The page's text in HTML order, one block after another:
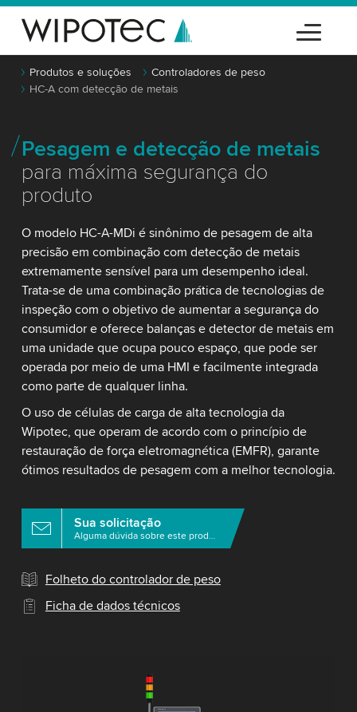
Produtos e soluções
Controladores de peso
HC-A com detecção de metais
Pesagem e detecção de metais
para máxima segurança do
produto
O modelo HC-A-MDi é sinônimo de pesagem de alta
precisão em combinação com detecção de metais
extremamente sensível para um desempenho ideal.
Trata-se de uma combinação prática de tecnologias de
inspeção com o objetivo de aumentar a segurança do
consumidor e oferece balanças e detector de metais em
uma unidade que ocupa pouco espaço, que pode ser
operada por meio de uma HMI e facilmente integrada
como parte de qualquer linha.
O uso de células de carga de alta tecnologia da
Wipotec, que operam de acordo com o princípio de
restauração de força eletromagnética (EMFR), garante
ótimos resultados de pesagem com a melhor tecnologia.
Sua solicitação
Alguma dúvida sobre este produto?
Folheto do controlador de peso
Ficha de dados técnicos